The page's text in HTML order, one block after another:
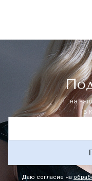
на
в
Даю согласие на